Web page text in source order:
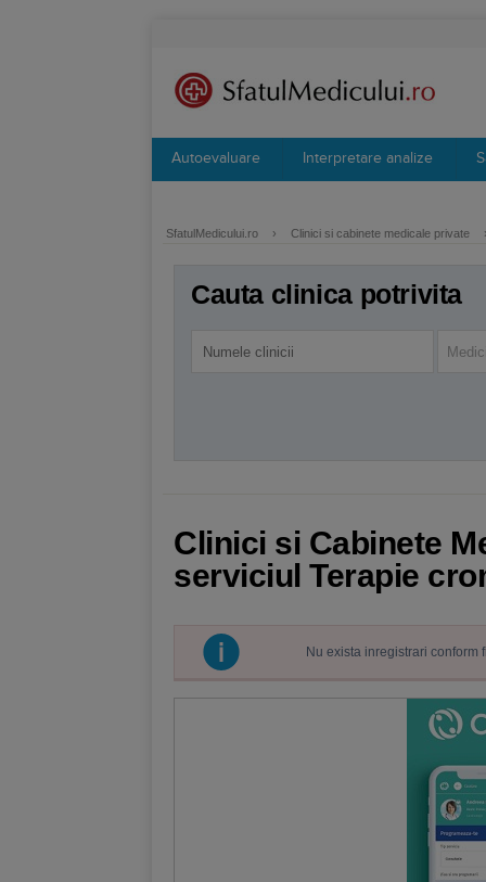
Autoevaluare Interpretare analize
SfatulMedicului.ro › Clinici si cabinete medicale private
Cauta clinica potrivita
Clinici si Cabinete
serviciul Terapie
Nu exista inregistrari